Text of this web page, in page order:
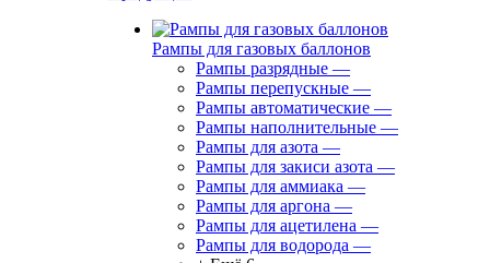
Рампы для газовых баллонов
Рампы разрядные —
Рампы перепускные —
Рампы автоматические —
Рампы наполнительные —
Рампы для азота —
Рампы для закиси азота —
Рампы для аммиака —
Рампы для аргона —
Рампы для ацетилена —
Рампы для водорода —